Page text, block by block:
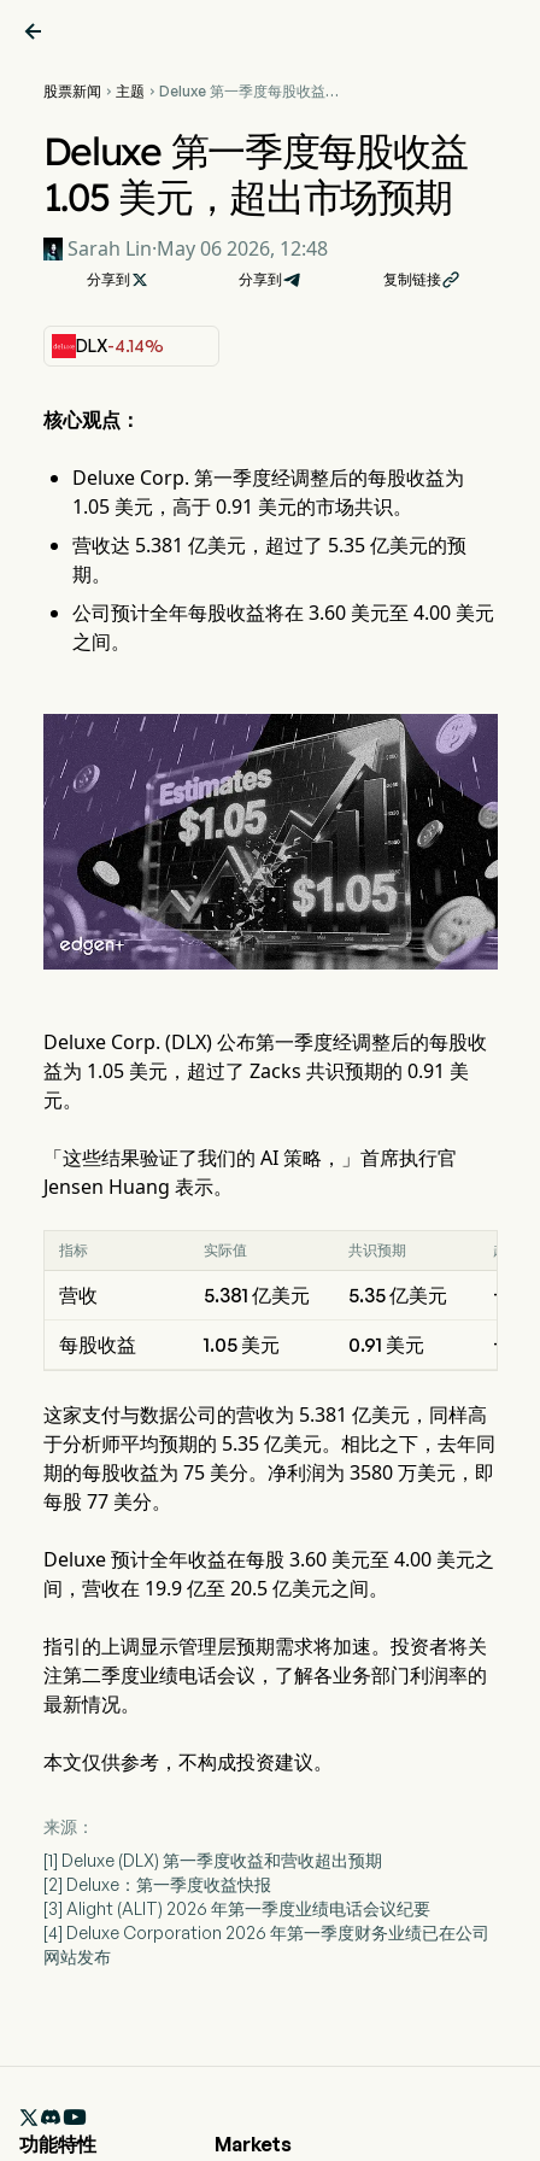

股票新闻  主题  Deluxe 第一季度每股收益
Deluxe 第一季度每股收益
1.05 美元，超出市场预期
Sarah Lin·May 06 2026, 12:48
分享到  分享到 复制链接
DLX-4.14%
核心观点：
Deluxe Corp. 第一季度经调整后的每股收益为
1.05 美元，高于 0.91 美元的市场共识。
营收达 5.381 亿美元，超过了 5.35 亿美元的预
期。
公司预计全年每股收益将在 3.60 美元至 4.00 美元
之间。
Deluxe Corp. (DLX) 公布第一季度经调整后的每股收
益为 1.05 美元，超过了 Zacks 共识预期的 0.91 美
元。
「这些结果验证了我们的 AI 策略，」首席执行官
Jensen Huang 表示。
指标 实际值 共识预期 超出/
营收 5.381 亿美元 5.35 亿美元
每股收益 1.05 美元 0.91 美元
这家支付与数据公司的营收为 5.381 亿美元，同样高
于分析师平均预期的 5.35 亿美元。相比之下，去年同
期的每股收益为 75 美分。净利润为 3580 万美元，即
每股 77 美分。
Deluxe 预计全年收益在每股 3.60 美元至 4.00 美元之
间，营收在 19.9 亿至 20.5 亿美元之间。
指引的上调显示管理层预期需求将加速。投资者将关
注第二季度业绩电话会议，了解各业务部门利润率的
最新情况。
本文仅供参考，不构成投资建议。
来源：
[1] Deluxe (DLX) 第一季度收益和营收超出预期
[2] Deluxe：第一季度收益快报
[3] Alight (ALIT) 2026 年第一季度业绩电话会议纪要
[4] Deluxe Corporation 2026 年第一季度财务业绩已在公司
网站发布

功能特性
Markets